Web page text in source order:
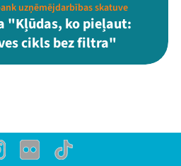
uzņēmējdarbības skatuve
"Kļūdas, ko pieļaut:
cikls bez filtra"
Flick TikTok